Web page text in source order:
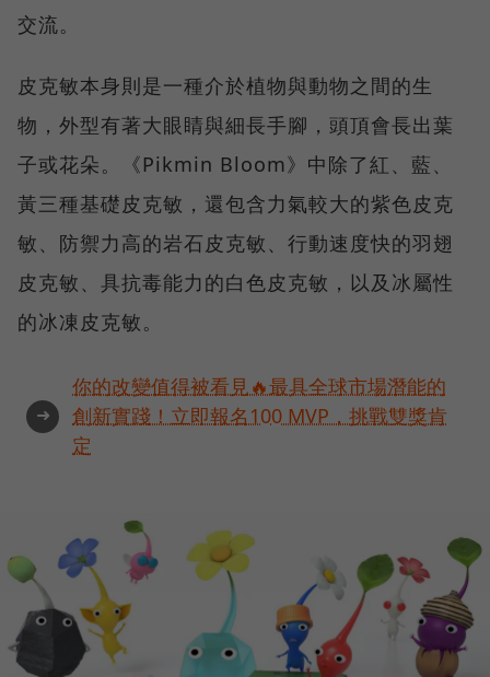
交流。
皮克敏本身則是一種介於植物與動物之間的生
物，外型有著大眼睛與細長手腳，頭頂會長出葉
子或花朵。《Pikmin Bloom》中除了紅、藍、
黃三種基礎皮克敏，還包含力氣較大的紫色皮克
敏、防禦力高的岩石皮克敏、行動速度快的羽翅
皮克敏、具抗毒能力的白色皮克敏，以及冰屬性
的冰凍皮克敏。
➜
你的改變值得被看見🔥最具全球市場潛能的
創新實踐！立即報名100 MVP，挑戰雙獎肯
定